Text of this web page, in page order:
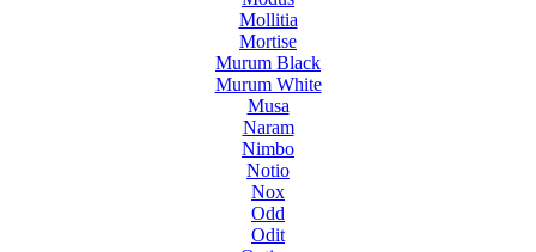
Mollitia
Mortise
Murum Black
Murum White
Musa
Naram
Nimbo
Notio
Nox
Odd
Odit